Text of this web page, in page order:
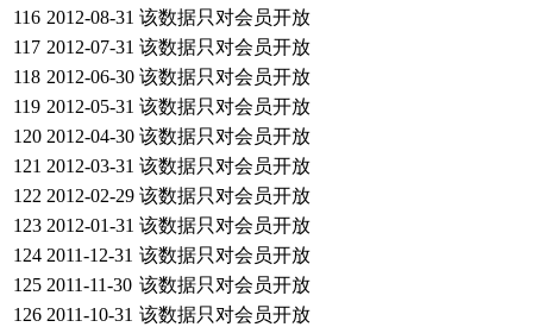
116 2012-08-31 该数据只对会员开放
117 2012-07-31 该数据只对会员开放
118 2012-06-30 该数据只对会员开放
119 2012-05-31 该数据只对会员开放
120 2012-04-30 该数据只对会员开放
121 2012-03-31 该数据只对会员开放
122 2012-02-29 该数据只对会员开放
123 2012-01-31 该数据只对会员开放
124 2011-12-31 该数据只对会员开放
125 2011-11-30 该数据只对会员开放
126 2011-10-31 该数据只对会员开放